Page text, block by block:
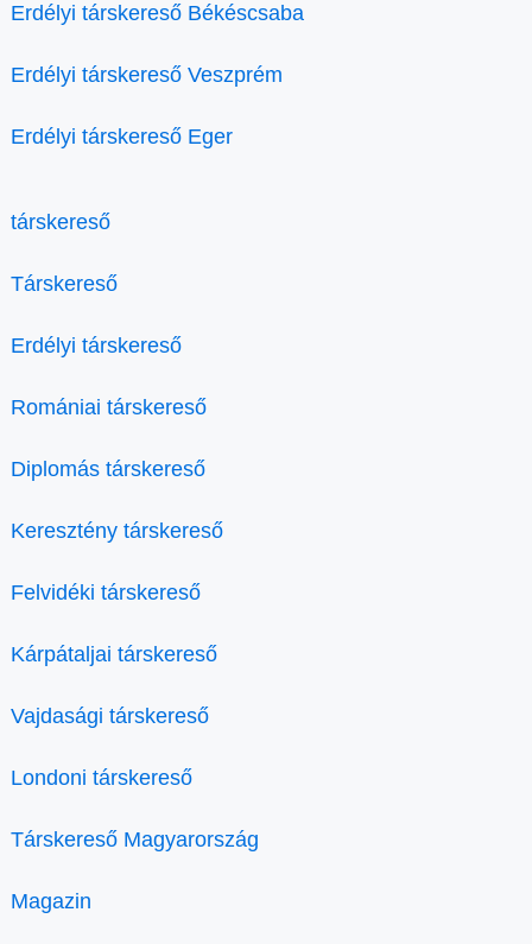
Erdélyi társkereső Békéscsaba
Erdélyi társkereső Veszprém
Erdélyi társkereső Eger
társkereső
Társkereső
Erdélyi társkereső
Romániai társkereső
Diplomás társkereső
Keresztény társkereső
Felvidéki társkereső
Kárpátaljai társkereső
Vajdasági társkereső
Londoni társkereső
Társkereső Magyarország
Magazin